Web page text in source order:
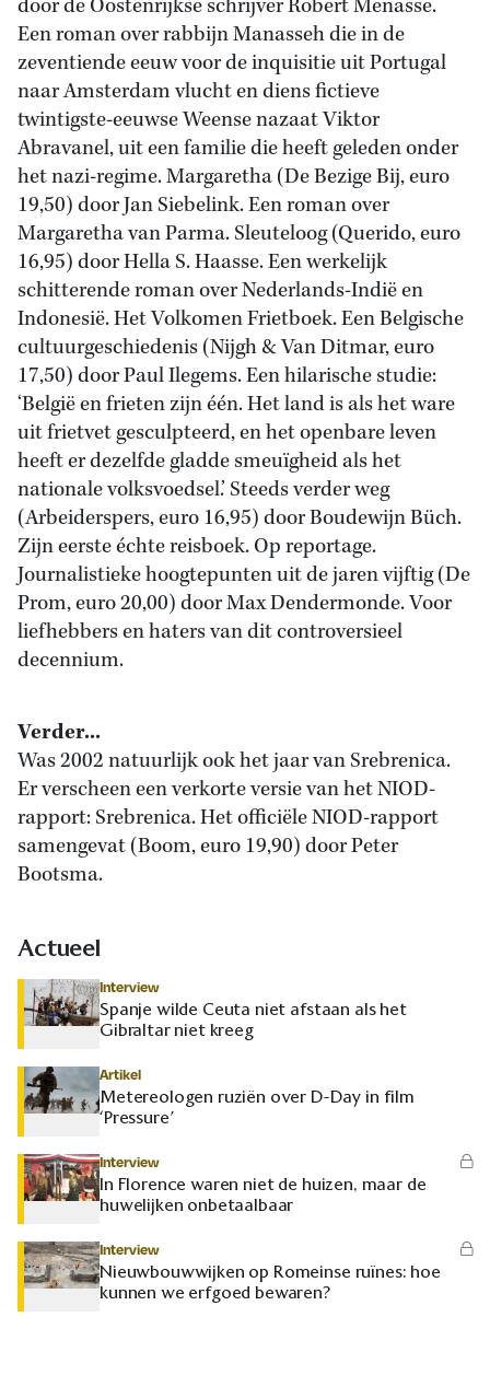
door de Oostenrijkse schrijver Robert Menasse.
Een roman over rabbijn Manasseh die in de
zeventiende eeuw voor de inquisitie uit Portugal
naar Amsterdam vlucht en diens fictieve
twintigste-eeuwse Weense nazaat Viktor
Abravanel, uit een familie die heeft geleden onder
het nazi-regime. Margaretha (De Bezige Bij, euro
19,50) door Jan Siebelink. Een roman over
Margaretha van Parma. Sleuteloog (Querido, euro
16,95) door Hella S. Haasse. Een werkelijk
schitterende roman over Nederlands-Indië en
Indonesië. Het Volkomen Frietboek. Een Belgische
cultuurgeschiedenis (Nijgh & Van Ditmar, euro
17,50) door Paul Ilegems. Een hilarische studie:
‘België en frieten zijn één. Het land is als het ware
uit frietvet gesculpteerd, en het openbare leven
heeft er dezelfde gladde smeuïgheid als het
nationale volksvoedsel.’ Steeds verder weg
(Arbeiderspers, euro 16,95) door Boudewijn Büch.
Zijn eerste échte reisboek. Op reportage.
Journalistieke hoogtepunten uit de jaren vijftig (De
Prom, euro 20,00) door Max Dendermonde. Voor
liefhebbers en haters van dit controversieel
decennium.
Verder...
Was 2002 natuurlijk ook het jaar van Srebrenica.
Er verscheen een verkorte versie van het NIOD-
rapport: Srebrenica. Het officiële NIOD-rapport
samengevat (Boom, euro 19,90) door Peter
Bootsma.
Actueel
Interview
Spanje wilde Ceuta niet afstaan als het
Gibraltar niet kreeg
Artikel
Metereologen ruziën over D-Day in film
‘Pressure’
Interview
In Florence waren niet de huizen, maar de
huwelijken onbetaalbaar
Interview
Nieuwbouwwijken op Romeinse ruïnes: hoe
kunnen we erfgoed bewaren?